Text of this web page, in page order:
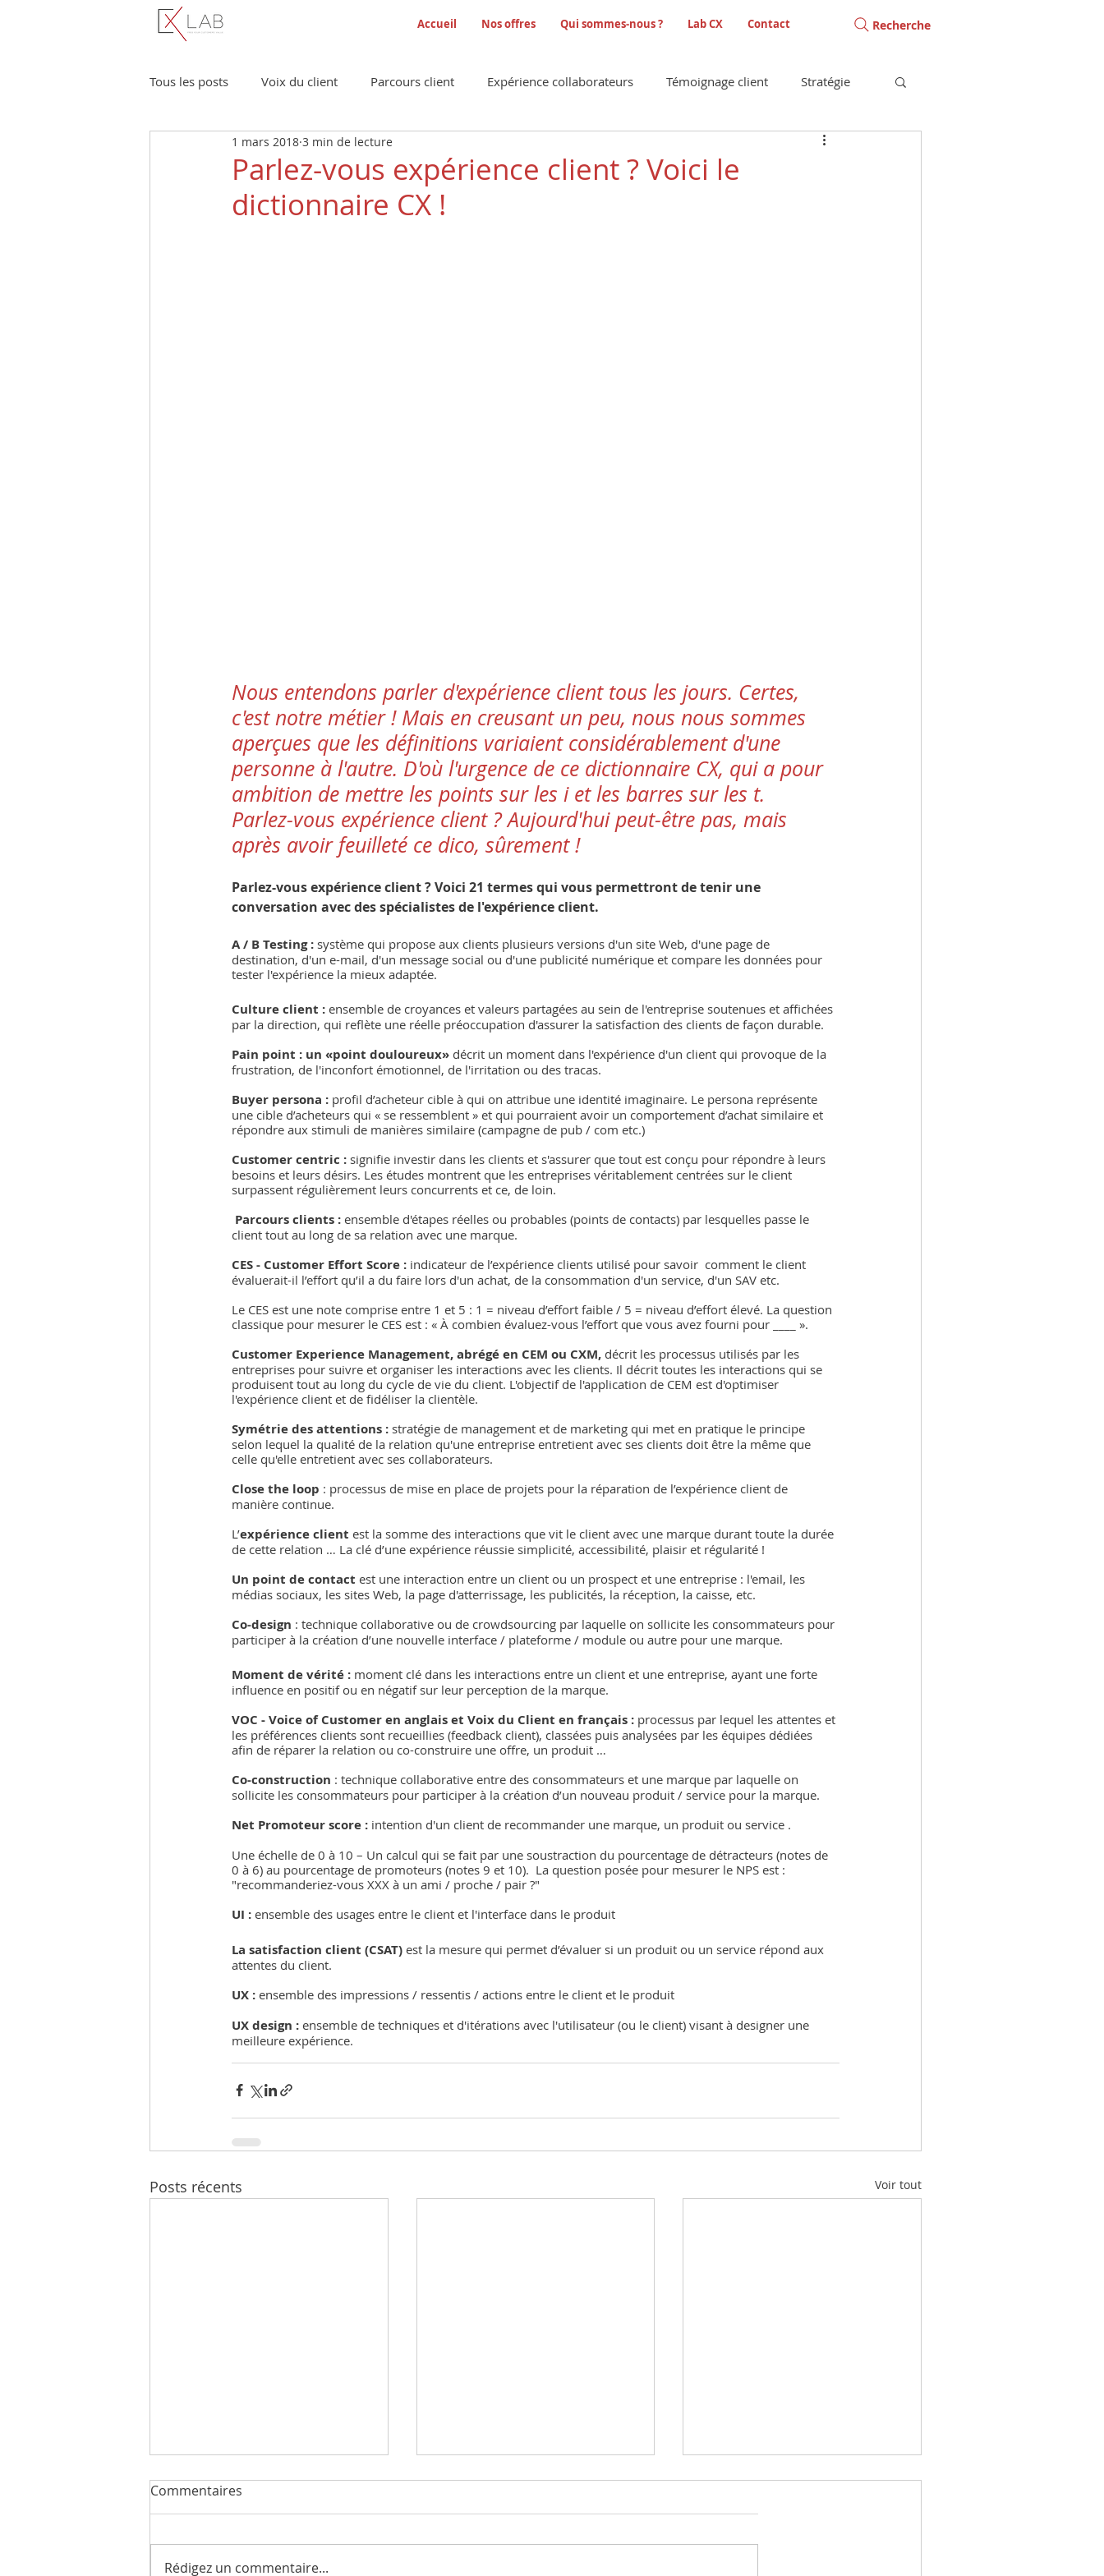
Accueil Nos offres Qui sommes-nous ? Lab CX Contact Recherche
Tous les posts Voix du client Parcours client Expérience collaborateurs Témoignage client Stratégie
Management de la CX Études/enquêtes
Parlez-vous expérience client ? Voici le
dictionnaire CX !
1 mars 2018 3 min de lecture
Nous entendons parler d'expérience client tous les jours. Certes,
c'est notre métier ! Mais en creusant un peu, nous nous sommes
aperçues que les définitions variaient considérablement d'une
personne à l'autre. D'où l'urgence de ce dictionnaire CX, qui a pour
ambition de mettre les points sur les i et les barres sur les t.
Parlez-vous expérience client ? Aujourd'hui peut-être pas, mais
après avoir feuilleté ce dico, sûrement !
Parlez-vous expérience client ? Voici 21 termes qui vous permettront de tenir une
conversation avec des spécialistes de l'expérience client.
A / B Testing : système qui propose aux clients plusieurs versions d'un site Web, d'une page de
destination, d'un e-mail, d'un message social ou d'une publicité numérique et compare les données pour
tester l'expérience la mieux adaptée.
Culture client : ensemble de croyances et valeurs partagées au sein de l'entreprise soutenues et affichées
par la direction, qui reflète une réelle préoccupation d'assurer la satisfaction des clients de façon durable.
Pain point : un «point douloureux» décrit un moment dans l'expérience d'un client qui provoque de la
frustration, de l'inconfort émotionnel, de l'irritation ou des tracas.
Buyer persona : profil d’acheteur cible à qui on attribue une identité imaginaire. Le persona représente
une cible d’acheteurs qui « se ressemblent » et qui pourraient avoir un comportement d’achat similaire et
répondre aux stimuli de manières similaire (campagne de pub / com etc.)
Customer centric : signifie investir dans les clients et s'assurer que tout est conçu pour répondre à leurs
besoins et leurs désirs. Les études montrent que les entreprises véritablement centrées sur le client
surpassent régulièrement leurs concurrents et ce, de loin.
Parcours clients : ensemble d'étapes réelles ou probables (points de contacts) par lesquelles passe le
client tout au long de sa relation avec une marque.
CES - Customer Effort Score : indicateur de l’expérience clients utilisé pour savoir  comment le client
évaluerait-il l’effort qu’il a du faire lors d'un achat, de la consommation d'un service, d'un SAV etc.
Le CES est une note comprise entre 1 et 5 : 1 = niveau d’effort faible / 5 = niveau d’effort élevé. La question
classique pour mesurer le CES est : « À combien évaluez-vous l’effort que vous avez fourni pour ____ ».
Customer Experience Management, abrégé en CEM ou CXM, décrit les processus utilisés par les
entreprises pour suivre et organiser les interactions avec les clients. Il décrit toutes les interactions qui se
produisent tout au long du cycle de vie du client. L'objectif de l'application de CEM est d'optimiser
l'expérience client et de fidéliser la clientèle.
Symétrie des attentions : stratégie de management et de marketing qui met en pratique le principe
selon lequel la qualité de la relation qu'une entreprise entretient avec ses clients doit être la même que
celle qu'elle entretient avec ses collaborateurs.
Close the loop : processus de mise en place de projets pour la réparation de l’expérience client de
manière continue.
L’expérience client est la somme des interactions que vit le client avec une marque durant toute la durée
de cette relation … La clé d’une expérience réussie simplicité, accessibilité, plaisir et régularité !
Un point de contact est une interaction entre un client ou un prospect et une entreprise : l'email, les
médias sociaux, les sites Web, la page d'atterrissage, les publicités, la réception, la caisse, etc.
Co-design : technique collaborative ou de crowdsourcing par laquelle on sollicite les consommateurs pour
participer à la création d’une nouvelle interface / plateforme / module ou autre pour une marque.
Moment de vérité : moment clé dans les interactions entre un client et une entreprise, ayant une forte
influence en positif ou en négatif sur leur perception de la marque.
VOC - Voice of Customer en anglais et Voix du Client en français : processus par lequel les attentes et
les préférences clients sont recueillies (feedback client), classées puis analysées par les équipes dédiées
afin de réparer la relation ou co-construire une offre, un produit …
Co-construction : technique collaborative entre des consommateurs et une marque par laquelle on
sollicite les consommateurs pour participer à la création d’un nouveau produit / service pour la marque.
Net Promoteur score : intention d'un client de recommander une marque, un produit ou service .
Une échelle de 0 à 10 – Un calcul qui se fait par une soustraction du pourcentage de détracteurs (notes de
0 à 6) au pourcentage de promoteurs (notes 9 et 10).  La question posée pour mesurer le NPS est :
"recommanderiez-vous XXX à un ami / proche / pair ?"
UI : ensemble des usages entre le client et l'interface dans le produit
La satisfaction client (CSAT) est la mesure qui permet d’évaluer si un produit ou un service répond aux
attentes du client.
UX : ensemble des impressions / ressentis / actions entre le client et le produit
UX design : ensemble de techniques et d'itérations avec l'utilisateur (ou le client) visant à designer une
meilleure expérience.
Posts récents Voir tout
Commentaires
Rédigez un commentaire...